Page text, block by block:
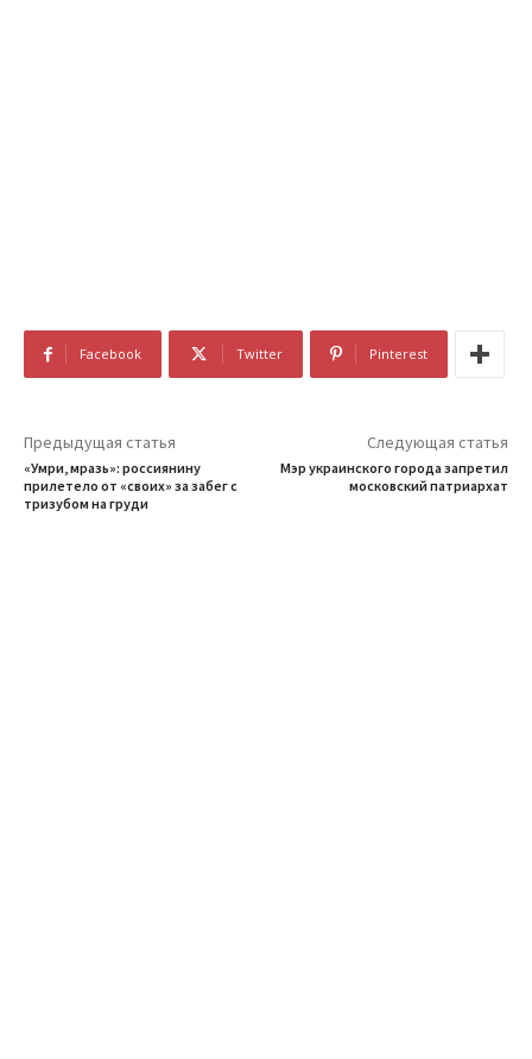
Facebook Twitter Pinterest
Предыдущая статья
«Умри, мразь»: россиянину
прилетело от «своих» за забег с
тризубом на груди
Следующая статья
Мэр украинского города запретил
московский патриархат